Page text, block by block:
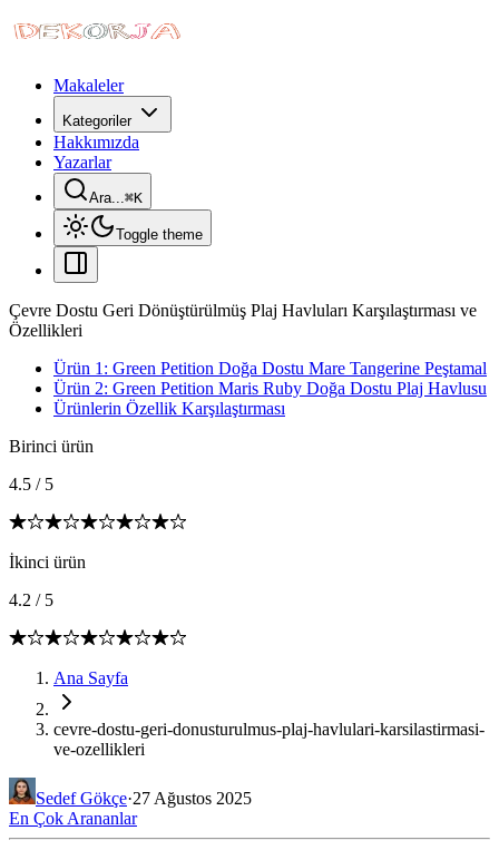
Makaleler
Kategoriler
Hakkımızda
Yazarlar
Ara...⌘K
Toggle theme
Çevre Dostu Geri Dönüştürülmüş Plaj Havluları Karşılaştırması ve
Özellikleri
Ürün 1: Green Petition Doğa Dostu Mare Tangerine Peştamal
Ürün 2: Green Petition Maris Ruby Doğa Dostu Plaj Havlusu
Ürünlerin Özellik Karşılaştırması
Birinci ürün
4.5 / 5
İkinci ürün
4.2 / 5
Ana Sayfa
cevre-dostu-geri-donusturulmus-plaj-havlulari-karsilastirmasi-
ve-ozellikleri
Sedef Gökçe·27 Ağustos 2025
En Çok Arananlar